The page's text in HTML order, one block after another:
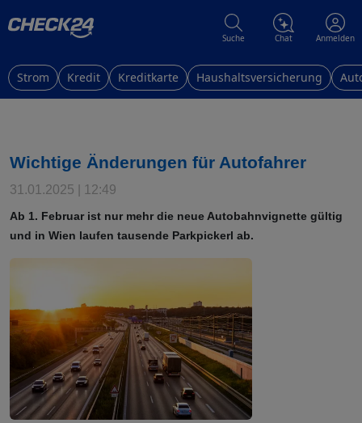
Suche Chat Anmelden
Strom Kredit Kreditkarte Haushaltsversicherung
Wichtige Änderungen für Autofahrer
31.01.2025 | 12:49
Ab 1. Februar ist nur mehr die neue Autobahnvignette gültig
und in Wien laufen tausende Parkpickerl ab.